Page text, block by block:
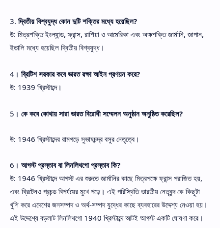
3. দ্বিতীয় বিশ্বযুদ্ধ কোন দুটি শক্তির মধ্যে হয়েছিল?
উ: মিত্রশক্তি ইংল্যান্ড, ফ্রান্স, রাশিয়া ও আমেরিকা এবং অক্ষশক্তি জার্মানি, জাপান,
ইতালি মধ্যে হয়েছিল দ্বিতীয় বিশ্বযুদ্ধ।
4। ব্রিটিশ সরকার কবে ভারত রক্ষা আইন প্রণয়ন করে?
উ: 1939 খ্রিস্টাব্দে।
5। কে কবে কোথায় সারা ভারত বিরোধী সম্মেলন অনুষ্ঠান অনুষ্ঠিত করেছিল?
উ: 1946 খ্রিস্টাব্দের রামগড়ে সুভাষচন্দ্র বসুর নেতৃত্বে।
6। আগস্ট প্রস্তাব বা লিনলিথগো প্রস্তাব কি?
উ: 1946 খ্রিস্টাব্দে আগস্ট এর শুরুতে জার্মানির কাছে মিত্রপক্ষে ফ্রান্স পরাজিত হয়,
এবং ব্রিটেনও প্রচন্ড বিপর্যয়ের মুখে পড়ে। এই পরিস্থিতি ভারতীয় নেতৃবৃন্দ কে কিছুটা
খুশি করে এদেশের জনসম্পদ ও অর্থ-সম্পদ যুদ্ধের কাছে ব্যবহারের উদ্দেশ্য নেওয়া হয়।
এই উদ্দেশ্যে বড়লাট লিনলিথগো 1940 খ্রিস্টাব্দে আটই আগস্ট একটি ঘোষণা করে।